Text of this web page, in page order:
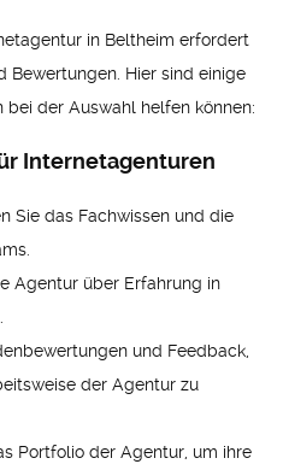
in Beltheim erfordert
Hier sind einige
bei der Auswahl helfen können:
Internetagenturen
Sie das Fachwissen und die
Agentur über Erfahrung in
und Feedback,
der Agentur zu
Portfolio der Agentur, um ihre